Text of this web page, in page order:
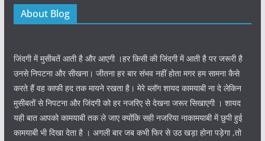
About Blog
जिंदगी में मुसीबतें आती है और आएगी ।हर किसी की जिंदगी में आती है पर जरूरी है
उनसे निपटना और सीखना। जीतना हर बार संभव नहीं होता मगर हम सामना कैसे
करते हैं वह काफी हद तक मायने रखता है। मेरे ब्लॉग शायद कामयाबी ना दे लेकिन
मुसीबतों से निपटना और जिंदगी को हर नजरिए से देखना जरूर सिखाएगी । शायद
यही बात आपको कामयाबी तक ले जाए क्योंकि सही नजरिया नाकामयाबी में छुपी हुई
कामयाबी भी दिखा देता है । अगली बार जब कभी फिर से उठ खड़ा होना पड़ेगा ,तो